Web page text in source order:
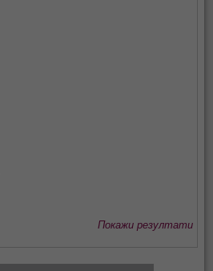
Покажи резултати